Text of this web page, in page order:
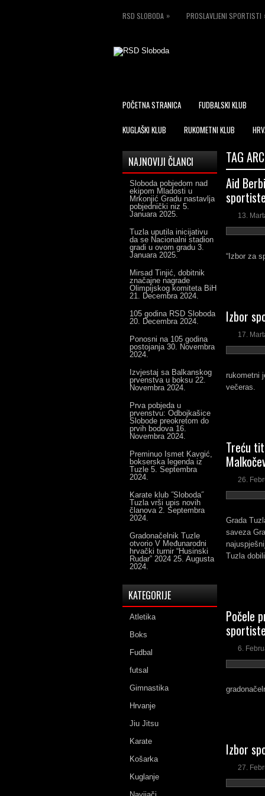
RSD SLOBODA » PROSLAVLJENI SPORTISTI
POČETNA STRANICA FUDBALSKI KLUB
KUGLAŠKI KLUB RUKOMETNI KLUB
TAG
Aid
13.
“Izbor za
Izbor
17.
rukometni
večeras.
Treću
26.
Grada
saveza
Tuzla
Počele
6.
Izbor
27.
NAJNOVIJI ČLANCI
Sloboda pobjedom nad
ekipom Mladosti u
Mrkonjić Gradu nastavlja
pobjednički niz 5.
Januara 2025.
Tuzla uputila inicijativu
da se Nacionalni stadion
gradi u ovom gradu 3.
Januara 2025.
Mirsad Tinjić, dobitnik
značajne nagrade
Olimpijskog komiteta BiH
21. Decembra 2024.
105 godina RSD Sloboda
20. Decembra 2024.
Ponosni na 105 godina
postojanja 30. Novembra
2024.
Izvjestaj sa Balkanskog
prvenstva u boksu 22.
Novembra 2024.
Prva pobjeda u
prvenstvu: Odbojkašice
Slobode preokretom do
prvih bodova 16.
Novembra 2024.
Preminuo Ismet Kavgić,
bokserska legenda iz
Tuzle 5. Septembra
2024.
Karate klub ˝Sloboda˝
Tuzla vrši upis novih
članova 2. Septembra
2024.
Gradonačelnik Tuzle
otvorio V Međunarodni
hrvački turnir “Husinski
Rudar” 2024 25. Augusta
2024.
KATEGORIJE
Atletika
Boks
Fudbal
futsal
Gimnastika
Hrvanje
Jiu Jitsu
Karate
Košarka
Kuglanje